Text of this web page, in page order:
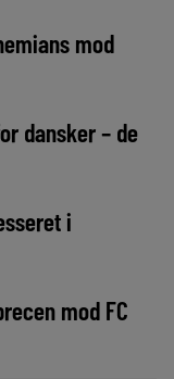
mod
dansker – de
i
mod FC